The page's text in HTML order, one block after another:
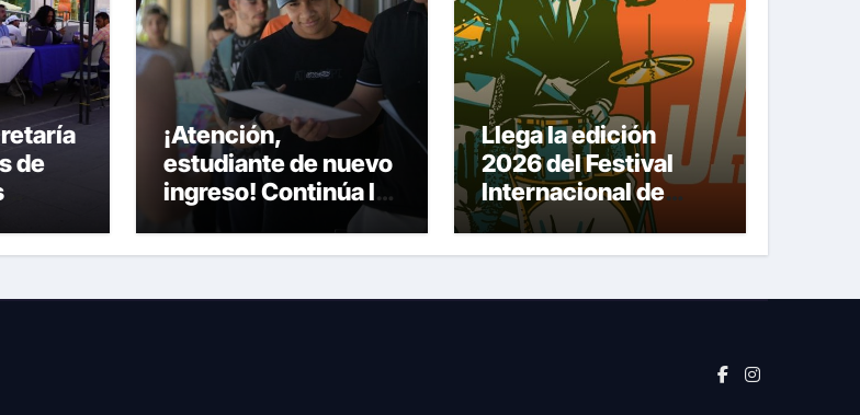
de
de la
de
¡Atención,
estudiante de nuevo
ingreso! Continúa la
documentos en la
Llega la edición
2026 del Festival
Internacional de
Jazz Armando
Nuñez